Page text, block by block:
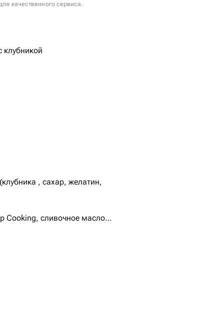
качественного сервиса.
клубникой
, сахар, желатин,
Cooking, сливочное масло